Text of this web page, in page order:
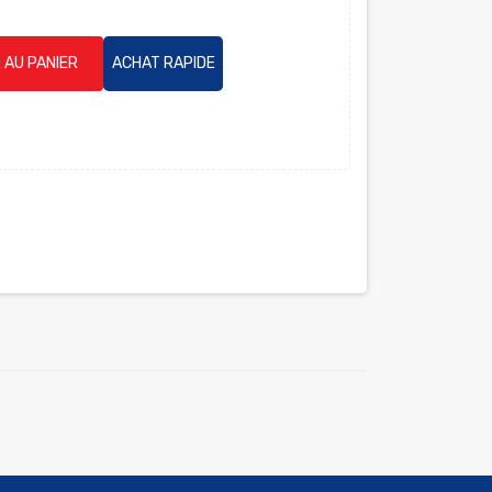
PANIER ACHAT RAPIDE